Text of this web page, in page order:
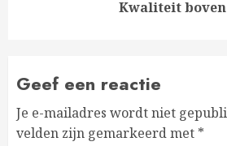
Kwaliteit
Geef een reactie
Je e-mailadres wordt niet
velden zijn gemarkeerd met *